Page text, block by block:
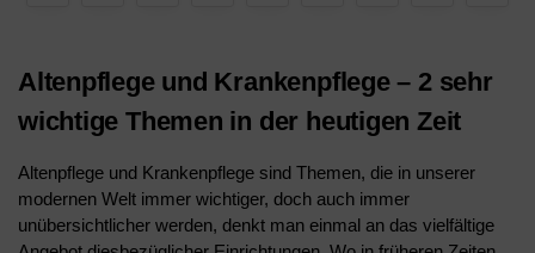
Altenpflege und Krankenpflege – 2 sehr
wichtige Themen in der heutigen Zeit
Altenpflege und Krankenpflege sind Themen, die in unserer
modernen Welt immer wichtiger, doch auch immer
unübersichtlicher werden, denkt man einmal an das vielfältige